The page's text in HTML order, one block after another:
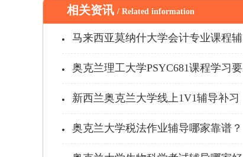
相关资讯 / Related information
马来西亚莫纳什大学会计专业课程辅导补...
奥克兰理工大学PSYC681课程学习要点
新西兰奥克兰大学线上1V1辅导补习
奥克兰大学税法作业辅导哪家靠谱？